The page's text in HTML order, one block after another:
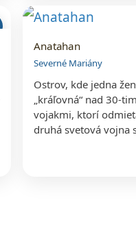
Anatahan
Severné Mariány
Ostrov, kde jedna
„kráľovná“ nad 30-
vojakmi, ktorí
druhá svetová vojna